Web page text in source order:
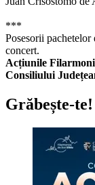
***
Posesorii pachetelor
concert.
Acțiunile
Consiliului
Grăbește-te!